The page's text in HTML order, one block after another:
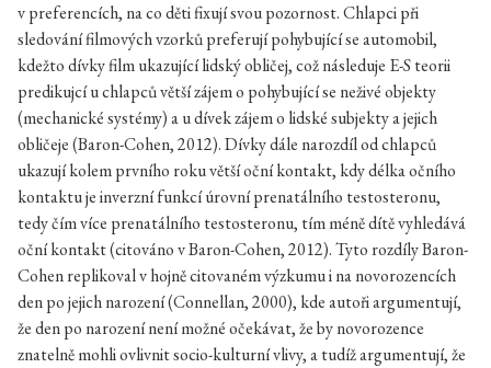
v preferencích, na co děti fixují svou pozornost. Chlapci při
sledování filmových vzorků preferují pohybující se automobil,
kdežto dívky film ukazující lidský obličej, což následuje E-S teorii
predikujcí u chlapců větší zájem o pohybující se neživé objekty
(mechanické systémy) a u dívek zájem o lidské subjekty a jejich
obličeje (Baron-Cohen, 2012). Dívky dále narozdíl od chlapců
ukazují kolem prvního roku větší oční kontakt, kdy délka očního
kontaktu je inverzní funkcí úrovní prenatálního testosteronu,
tedy čím více prenatálního testosteronu, tím méně dítě vyhledává
oční kontakt (citováno v Baron-Cohen, 2012). Tyto rozdíly Baron-
Cohen replikoval v hojně citovaném výzkumu i na novorozencích
den po jejich narození (Connellan, 2000), kde autoři argumentují,
že den po narození není možné očekávat, že by novorozence
znatelně mohli ovlivnit socio-kulturní vlivy, a tudíž argumentují, že